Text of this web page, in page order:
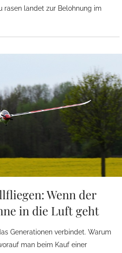
rasen landet zur Belohnung im
Wenn der
in die Luft geht
Generationen verbindet. Warum
man beim Kauf einer